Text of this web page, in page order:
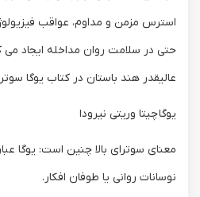
استرس مزمن و مداوم، عواقب
حتی در سلامت روان مداخله ایجاد می
عالیقدر هند باستان در کتاب یوگا
یوگا چیتا وریتی نیرودا
معنای سوترای بالا چنین است: یوگا
نوسانات روانی یا طوفان افکار.